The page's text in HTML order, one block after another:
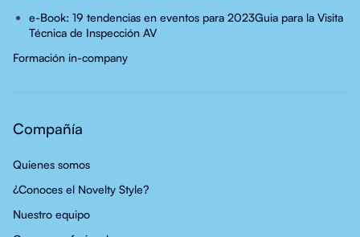
e-Book: 19 tendencias en eventos para 2023Guia para la Visita
Técnica de Inspección AV
Formación in-company
Compañía
Quienes somos
¿Conoces el Novelty Style?
Nuestro equipo